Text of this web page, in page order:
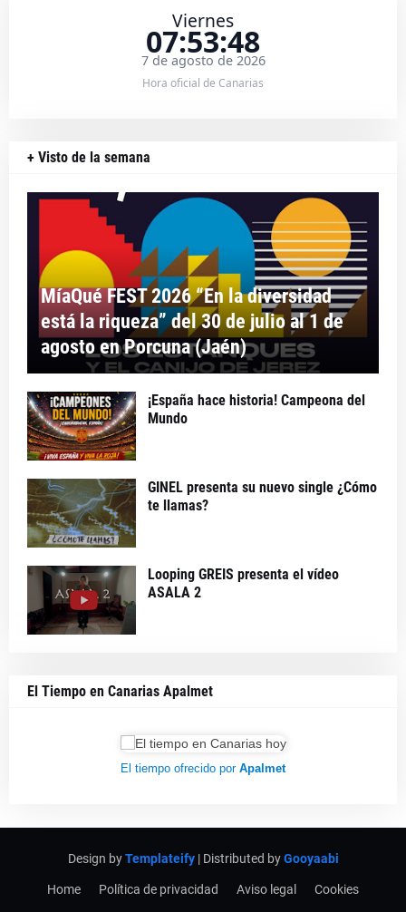
Viernes
07:53:48
7 de agosto de 2026
Hora oficial de Canarias
+ Visto de la semana
MíaQué FEST 2026 “En la diversidad
está la riqueza” del 30 de julio al 1 de
agosto en Porcuna (Jaén)
¡España hace historia! Campeona del
Mundo
GINEL presenta su nuevo single ¿Cómo
te llamas?
Looping GREIS presenta el vídeo
ASALA 2
El Tiempo en Canarias Apalmet
El tiempo ofrecido por Apalmet
Design byTemplateify| Distributed byGooyaabi
Home Política de privacidad Aviso legal Cookies